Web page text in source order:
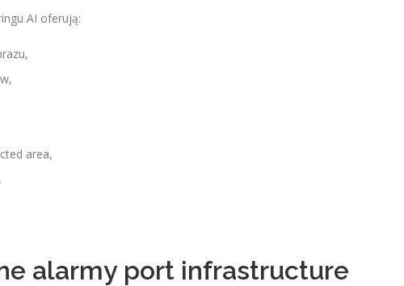
AI oferują:
area,
alarmy port infrastructure